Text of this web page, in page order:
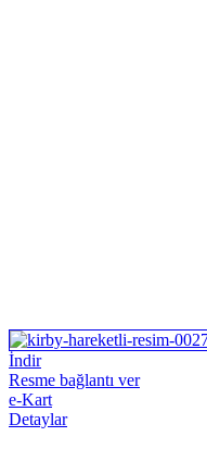
İndir
Resme bağlantı ver
e-Kart
Detaylar